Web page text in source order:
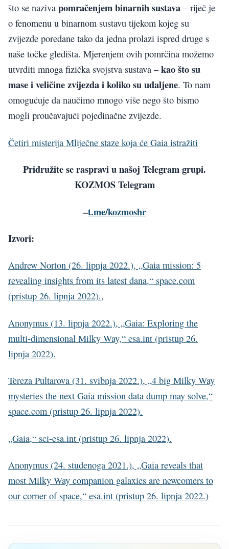
što se naziva pomračenjem binarnih sustava – riječ je
o fenomenu u binarnom sustavu tijekom kojeg su
zvijezde poredane tako da jedna prolazi ispred druge s
naše točke gledišta. Mjerenjem ovih pomrčina možemo
utvrditi mnoga fizička svojstva sustava –kao što su
mase i veličine zvijezda i koliko su udaljene. To nam
omogućuje da naučimo mnogo više nego što bismo
mogli proučavajući pojedinačne zvijezde.
Četiri misterija Mliječne staze koja će Gaia istražiti
Pridružite se raspravi u našoj Telegram grupi.
KOZMOS Telegram
–t.me/kozmoshr
Izvori:
Andrew Norton (26. lipnja 2022.), „Gaia mission: 5
revealing insights from its latest dana,“ space.com
(pristup 26. lipnja 2022).,
Anonymus (13. lipnja 2022.), „Gaia: Exploring the
multi-dimensional Milky Way,“ esa.int (pristup 26.
lipnja 2022).
Tereza Pultarova (31. svibnja 2022.), „4 big Milky Way
mysteries the next Gaia mission data dump may solve,“
space.com (pristup 26. lipnja 2022).
„Gaia,“ sci-esa.int (pristup 26. lipnja 2022).
Anonymus (24. studenoga 2021.), „Gaia reveals that
most Milky Way companion galaxies are newcomers to
our corner of space,“ esa.int (pristup 26. lipnja 2022.)